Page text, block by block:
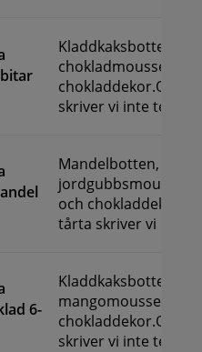
Kladdkaksbotten,
chokladmousse
chokladdekor.OBS!
skriver vi inte text på
Mandelbotten,
jordgubbsmousse,
och
tårta skriver vi inte
6-
Kladdkaksbotten,
mangomousse,
chokladdekor.OBS!
skriver vi inte text på